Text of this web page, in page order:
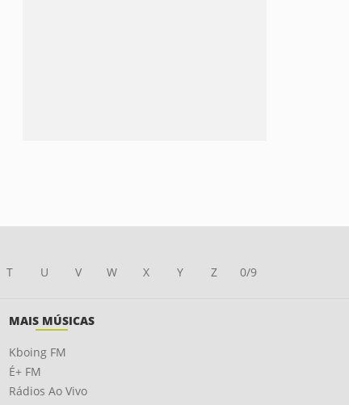
T U V W X Y Z 0/9
MAIS MÚSICAS
Kboing FM
É+ FM
Rádios Ao Vivo